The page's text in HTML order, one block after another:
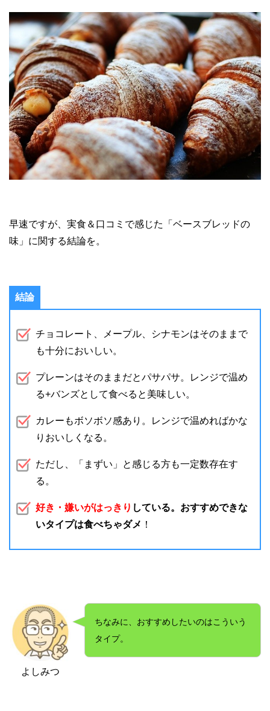
早速ですが、実食＆口コミで感じた「ベースブレッドの
味」に関する結論を。
結論
チョコレート、メープル、シナモンはそのままで
も十分においしい。
プレーンはそのままだとパサパサ。レンジで温め
る+バンズとして食べると美味しい。
カレーもボソボソ感あり。レンジで温めればかな
りおいしくなる。
ただし、「まずい」と感じる方も一定数存在す
る。
好き・嫌いがはっきり している。おすすめできな
いタイプは食べちゃダメ ！
よしみつ
ちなみに、おすすめしたいのはこういう
タイプ。